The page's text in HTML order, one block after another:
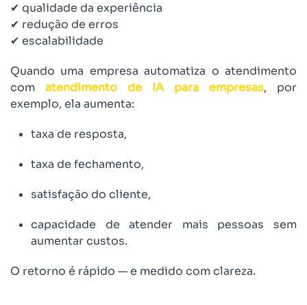
✔ qualidade da experiência
✔ redução de erros
✔ escalabilidade
Quando uma empresa automatiza o atendimento
com atendimento de IA para empresas, por
exemplo, ela aumenta:
taxa de resposta,
taxa de fechamento,
satisfação do cliente,
capacidade de atender mais pessoas sem
aumentar custos.
O retorno é rápido — e medido com clareza.